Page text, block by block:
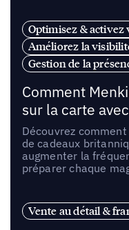
Optimisez & activez
Améliorez la
Gestion de la
Comment
sur la carte
Découvrez
de cadeaux
augmenter la
préparer chaque
Vente au détail &